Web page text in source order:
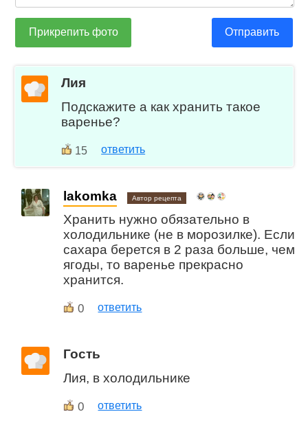
Прикрепить фото Отправить
Лия
Подскажите а как хранить такое
варенье?
15 ответить
lakomka Автор рецепта
Хранить нужно обязательно в
холодильнике (не в морозилке). Если
сахара берется в 2 раза больше, чем
ягоды, то варенье прекрасно
хранится.
0 ответить
Гость
Лия, в холодильнике
0 ответить